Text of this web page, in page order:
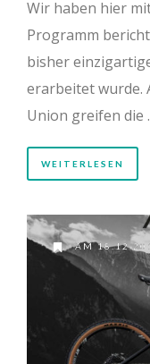
Wir haben hier
Programm
bisher
erarbeitet wurde.
Union greifen die
WEITERLESEN
AM